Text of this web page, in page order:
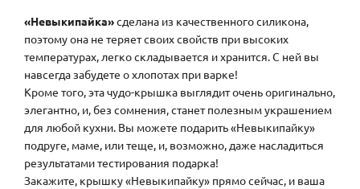
«Невыкипайка»сделана из качественного силикона,
поэтому она не теряет своих свойств при высоких
температурах, легко складывается и хранится. С ней вы
навсегда забудете о хлопотах при варке!
Кроме того, эта чудо-крышка выглядит очень оригинально,
элегантно, и, без сомнения, станет полезным украшением
для любой кухни. Вы можете подарить «Невыкипайку»
подруге, маме, или теще, и, возможно, даже насладиться
результатами тестирования подарка!
Закажите, крышку «Невыкипайку» прямо сейчас, и ваша